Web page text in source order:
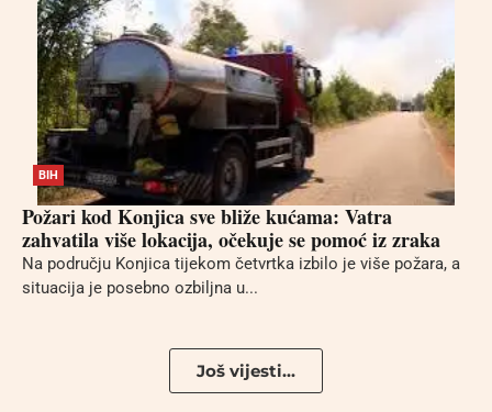
BIH
Požari kod Konjica sve bliže kućama: Vatra
zahvatila više lokacija, očekuje se pomoć iz zraka
Na području Konjica tijekom četvrtka izbilo je više požara, a
situacija je posebno ozbiljna u...
Još vijesti...